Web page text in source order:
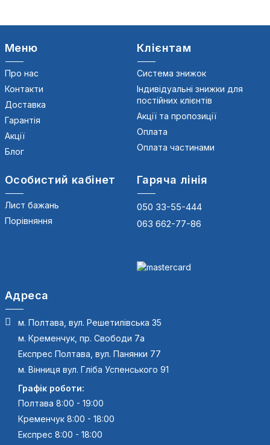
Меню
Про нас
Контакти
Доставка
Гарантія
Акції
Блог
Клієнтам
Система знижок
Індивідуальні знижки для
постійних клієнтів
Акції та пропозиції
Оплата
Оплата частинами
Особистий кабінет
Лист бажань
Порівняння
Гаряча лінія
050 33-55-444
063 662-77-86
Адреса
м. Полтава, вул. Решетилівська 35
м. Кременчук, пр. Свободи 7а
Експрес Полтава, вул. Панянки 77
м. Вінниця вул. Гліба Успенського 91
Графік роботи:
Полтава 8:00 - 19:00
Кременчук 8:00 - 18:00
Експрес 8:00 - 18:00